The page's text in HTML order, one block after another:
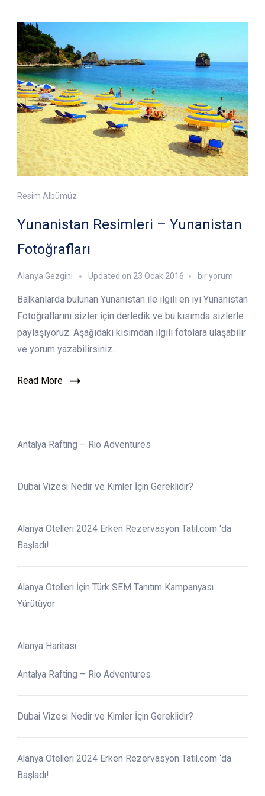
Resim Albümüz
Yunanistan Resimleri – Yunanistan
Fotoğrafları
Alanya Gezgini Updated on 23 Ocak 2016
Yunanistan
–
Yunanistan
için
bir yorum
Balkanlarda bulunan Yunanistan ile ilgili en iyi Yunanistan
Fotoğraflarını sizler için derledik ve bu kısımda sizlerle
paylaşıyoruz. Aşağıdaki kısımdan ilgili fotolara ulaşabilir
ve yorum yazabilirsiniz.
Read More
Antalya Rafting – Rio Adventures
Dubai Vizesi Nedir ve Kimler İçin Gereklidir?
Alanya Otelleri 2024 Erken Rezervasyon Tatil.com ‘da
Başladı!
Alanya Otelleri İçin Türk SEM Tanıtım Kampanyası
Yürütüyor
Alanya Haritası
Antalya Rafting – Rio Adventures
Dubai Vizesi Nedir ve Kimler İçin Gereklidir?
Alanya Otelleri 2024 Erken Rezervasyon Tatil.com ‘da
Başladı!